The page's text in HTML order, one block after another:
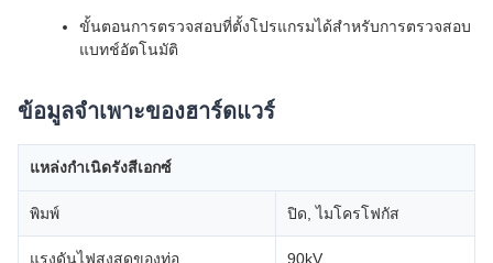
ขั้นตอนการตรวจสอบที่ตั้งโปรแกรมได้สำหรับการตรวจสอบ
แบทช์อัตโนมัติ
ข้อมูลจำเพาะของฮาร์ดแวร์
แหล่งกำเนิดรังสีเอกซ์
พิมพ์ ปิด, ไมโครโฟกัส
แรงดันไฟสูงสุดของท่อ 90kV